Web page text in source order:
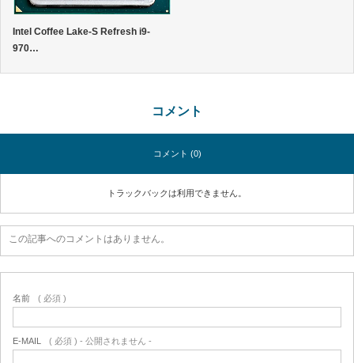
Intel Coffee Lake-S Refresh i9-
970…
コメント
コメント (0)
トラックバックは利用できません。
この記事へのコメントはありません。
名前 ( 必須 )
E-MAIL ( 必須 ) - 公開されません -